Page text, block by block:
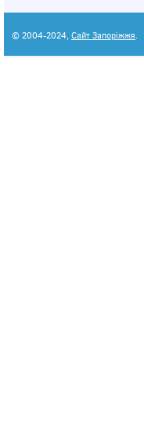
© 2004-2024, Сайт Запоріжжя.